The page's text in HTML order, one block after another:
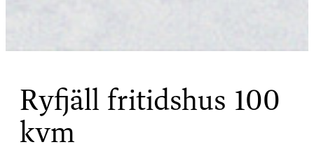
Ryfjäll fritidshus 100
kvm